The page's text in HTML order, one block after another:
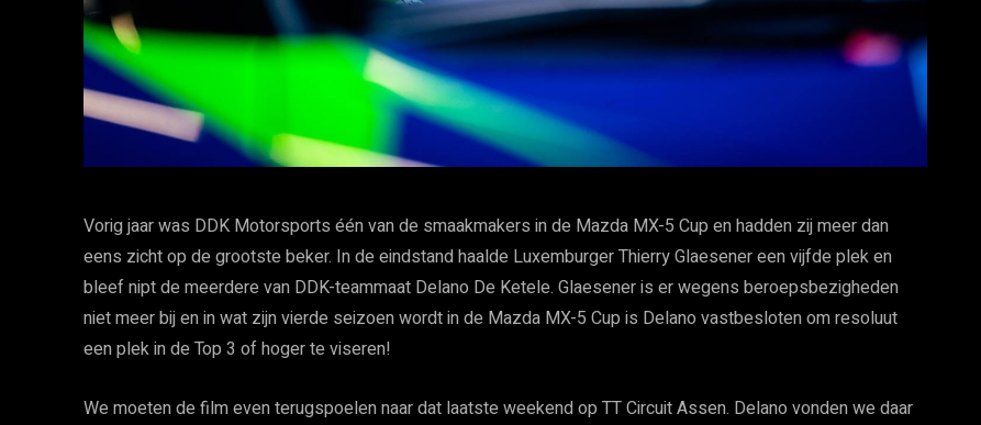
Vorig jaar was DDK Motorsports één van de smaakmakers in de Mazda MX-5 Cup en hadden zij meer dan
eens zicht op de grootste beker. In de eindstand haalde Luxemburger Thierry Glaesener een vijfde plek en
bleef nipt de meerdere van DDK-teammaat Delano De Ketele. Glaesener is er wegens beroepsbezigheden
niet meer bij en in wat zijn vierde seizoen wordt in de Mazda MX-5 Cup is Delano vastbesloten om resoluut
een plek in de Top 3 of hoger te viseren!
We moeten de film even terugspoelen naar dat laatste weekend op TT Circuit Assen. Delano vonden we daar